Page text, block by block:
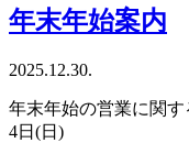
年末年始案内
2025.12.30.
年末年始の営業に関す
4日(日)